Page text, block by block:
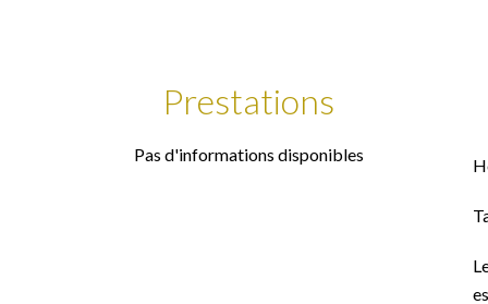
Prestations
Pas d'informations disponibles